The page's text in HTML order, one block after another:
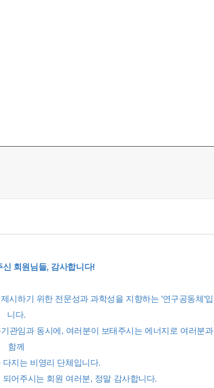
신 회원님들, 감사합니다!
시하기 위한 전문성과 과학성을 지향하는 '연구공동체'입
니다.
관임과 동시에, 여러분이 보태주시는 에너지로 여러분과
함께
지는 비영리 단체입니다.
어주시는 회원 여러분, 정말 감사합니다.